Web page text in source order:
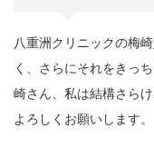
八重洲クリニックの梅
く、さらにそれをきっ
崎さん、私は結構さら
よろしくお願いします。